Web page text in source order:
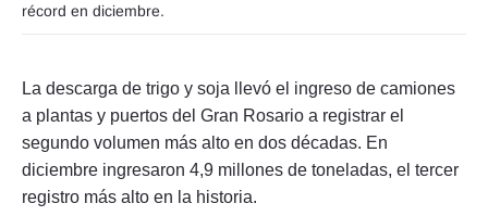
récord en diciembre.
La descarga de trigo y soja llevó el ingreso de camiones
a plantas y puertos del Gran Rosario a registrar el
segundo volumen más alto en dos décadas. En
diciembre ingresaron 4,9 millones de toneladas, el tercer
registro más alto en la historia.